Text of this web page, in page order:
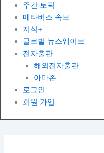
주간 토픽
메타버스 속보
지식+
글로벌 뉴스웨이브
전자출판
해외전자출판
아마존
로그인
회원 가입